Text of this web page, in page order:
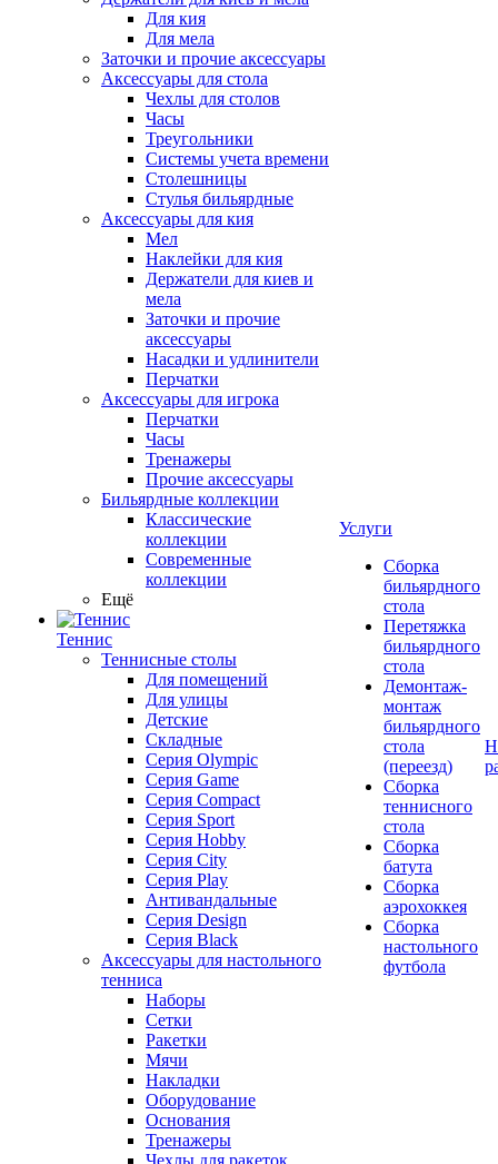
Для кия
Для мела
Заточки и прочие аксессуары
Аксессуары для стола
Чехлы для столов
Часы
Треугольники
Системы учета времени
Столешницы
Стулья бильярдные
Аксессуары для кия
Мел
Наклейки для кия
Держатели для киев и
мела
Заточки и прочие
аксессуары
Насадки и удлинители
Перчатки
Аксессуары для игрока
Перчатки
Часы
Тренажеры
Прочие аксессуары
Бильярдные коллекции
Классические
коллекции
Современные
коллекции
Ещё
Теннис
Теннисные столы
Для помещений
Для улицы
Детские
Складные
Серия Olympic
Серия Game
Серия Compact
Серия Sport
Серия Hobby
Серия City
Серия Play
Антивандальные
Серия Design
Серия Black
Аксессуары для настольного
тенниса
Наборы
Сетки
Ракетки
Мячи
Накладки
Оборудование
Основания
Тренажеры
Чехлы для ракеток
Услуги
Сборка
бильярдного
стола
Перетяжка
бильярдного
стола
Демонтаж-
монтаж
бильярдного
стола
(переезд)
Сборка
теннисного
стола
Сборка
батута
Сборка
аэрохоккея
Сборка
настольного
футбола